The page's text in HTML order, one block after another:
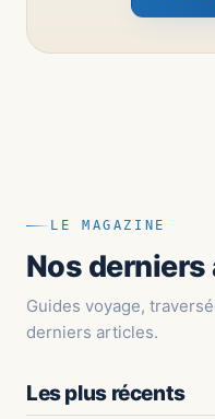
LE MAGAZINE
Nos
Guides voyage,
derniers articles.
Les plus récents